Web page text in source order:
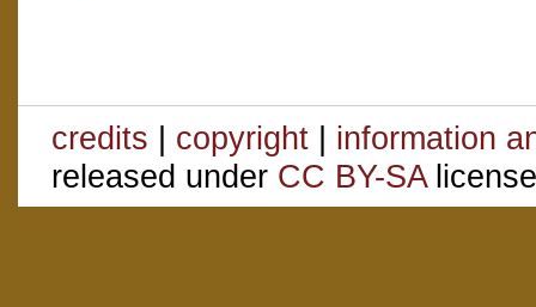
credits | copyright | information
released under CC BY-SA